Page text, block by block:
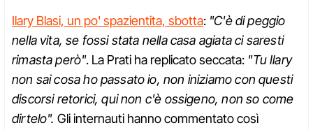
Ilary Blasi, un po' spazientita, sbotta: "C'è di peggio
nella vita, se fossi stata nella casa agiata ci saresti
rimasta però". La Prati ha replicato seccata: "Tu Ilary
non sai cosa ho passato io, non iniziamo con questi
discorsi retorici, qui non c'è ossigeno, non so come
dirtelo". Gli internauti hanno commentato così